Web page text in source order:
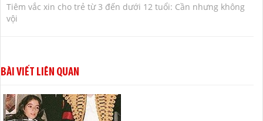
Tiêm vắc xin cho trẻ từ 3 đến dưới 12 tuổi: Cần nhưng không
vội
BÀI VIẾT LIÊN QUAN